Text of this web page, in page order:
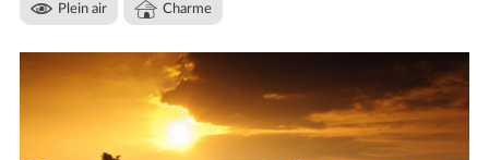
Plein air Charme